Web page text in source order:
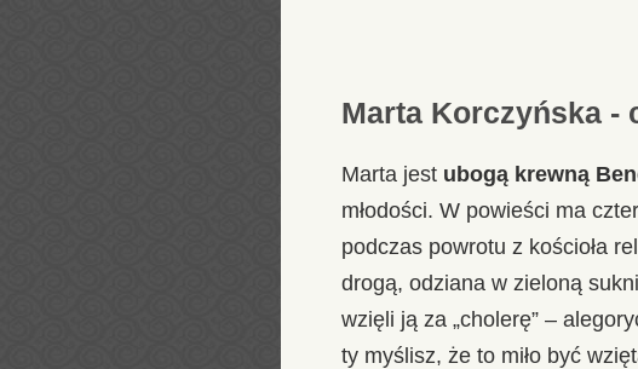
Marta Korczyńska -
Marta jest ubogą krewną
młodości. W powieści ma
podczas powrotu z kościoła
drogą, odziana w zieloną
wzięli ją za „cholerę” –
ty myślisz, że to miło być